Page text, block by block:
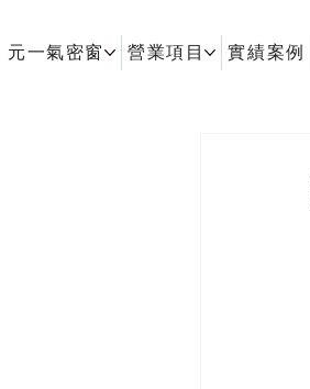
元一氣密窗 營業項目 實績案例